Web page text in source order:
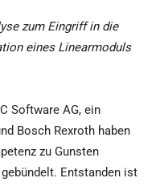
zum Eingriff in die
eines Linearmoduls
Software AG, ein
Bosch Rexroth haben
zu Gunsten
Entstanden ist